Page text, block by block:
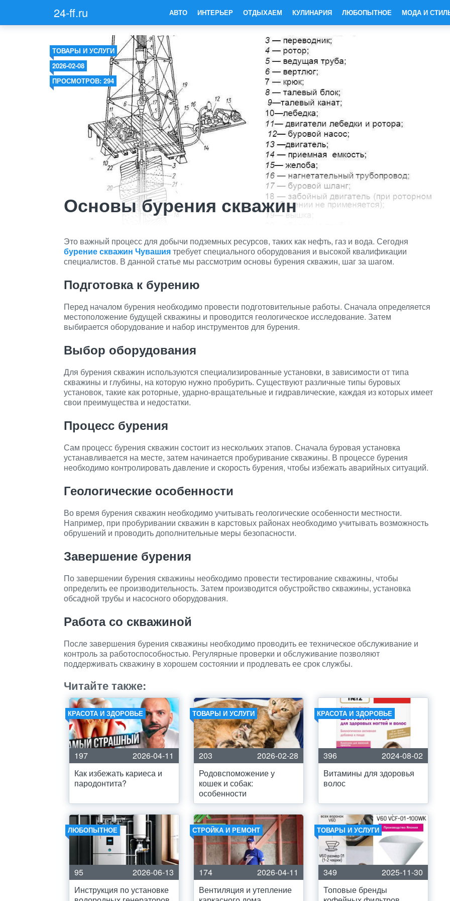
24-ff.ru АВТО ИНТЕРЬЕР ОТДЫХАЕМ КУЛИНАРИЯ ЛЮБОПЫТНОЕ МОДА И
ТОВАРЫ И УСЛУГИ
2026-02-08
ПРОСМОТРОВ: 294
Основы бурения скважин
Это важный процесс для добычи подземных ресурсов, таких как нефть, газ и вода. Сегодня
бурение скважин Чувашиятребует специального оборудования и высокой квалификации
специалистов. В данной статье мы рассмотрим основы бурения скважин, шаг за шагом.
Подготовка к бурению
Перед началом бурения необходимо провести подготовительные работы. Сначала определяется
местоположение будущей скважины и проводится геологическое исследование. Затем
выбирается оборудование и набор инструментов для бурения.
Выбор оборудования
Для бурения скважин используются специализированные установки, в зависимости от типа
скважины и глубины, на которую нужно пробурить. Существуют различные типы буровых
установок, такие как роторные, ударно-вращательные и гидравлические, каждая из которых имеет
свои преимущества и недостатки.
Процесс бурения
Сам процесс бурения скважин состоит из нескольких этапов. Сначала буровая установка
устанавливается на месте, затем начинается пробуривание скважины. В процессе бурения
необходимо контролировать давление и скорость бурения, чтобы избежать аварийных ситуаций.
Геологические особенности
Во время бурения скважин необходимо учитывать геологические особенности местности.
Например, при пробуривании скважин в карстовых районах необходимо учитывать возможность
обрушений и проводить дополнительные меры безопасности.
Завершение бурения
По завершении бурения скважины необходимо провести тестирование скважины, чтобы
определить ее производительность. Затем производится обустройство скважины, установка
обсадной трубы и насосного оборудования.
Работа со скважиной
После завершения бурения скважины необходимо проводить ее техническое обслуживание и
контроль за работоспособностью. Регулярные проверки и обслуживание позволяют
поддерживать скважину в хорошем состоянии и продлевать ее срок службы.
Читайте также:
КРАСОТА И ЗДОРОВЬЕ
197
2026-04-11
Как избежать кариеса и
пародонтита?
ТОВАРЫ И УСЛУГИ
203
2026-02-28
Родовспоможение у
кошек и собак:
особенности
КРАСОТА И ЗДОРОВЬЕ
396
2024-08-02
Витамины для здоровья
волос
ЛЮБОПЫТНОЕ
95
2026-06-13
Инструкция по установке
СТРОЙКА И РЕМОНТ
174
2026-04-11
Вентиляция и утепление
ТОВАРЫ И УСЛУГИ
349
2025-11-30
Топовые бренды